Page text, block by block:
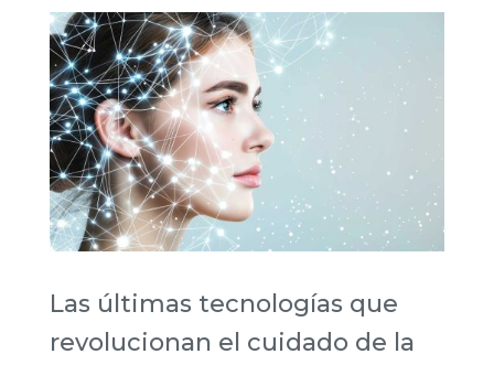
Las últimas tecnologías que
revolucionan el cuidado de la